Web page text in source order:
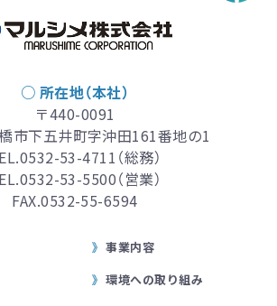
○ 所在地（本社）
〒440-0091
市下五井町字沖田161番地の1
0532-53-4711 （総務）
0532-53-5500（営業）
FAX.0532-55-6594
事業内容
環境への取り組み